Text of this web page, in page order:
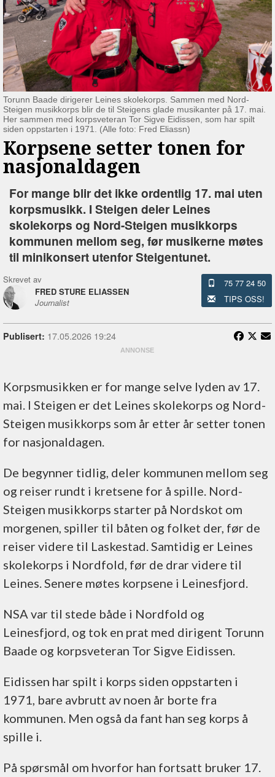
Torunn Baade dirigerer Leines skolekorps. Sammen med Nord-
Steigen musikkorps blir de til Steigens glade musikanter på 17. mai.
Her sammen med korpsveteran Tor Sigve Eidissen, som har spilt
siden oppstarten i 1971. (Alle foto: Fred Eliassn)
Korpsene setter tonen for
nasjonaldagen
For mange blir det ikke ordentlig 17. mai uten
korpsmusikk. I Steigen deler Leines
skolekorps og Nord-Steigen musikkorps
kommunen mellom seg, før musikerne møtes
til minikonsert utenfor Steigentunet.
Skrevet av
FRED STURE ELIASSEN
Journalist
75 77 24 50
TIPS OSS!
Publisert: 17.05.2026 19:24
Korpsmusikken er for mange selve lyden av 17.
mai. I Steigen er det Leines skolekorps og Nord-
Steigen musikkorps som år etter år setter tonen
for nasjonaldagen.
De begynner tidlig, deler kommunen mellom seg
og reiser rundt i kretsene for å spille. Nord-
Steigen musikkorps starter på Nordskot om
morgenen, spiller til båten og folket der, før de
reiser videre til Laskestad. Samtidig er Leines
skolekorps i Nordfold, før de drar videre til
Leines. Senere møtes korpsene i Leinesfjord.
NSA var til stede både i Nordfold og
Leinesfjord, og tok en prat med dirigent Torunn
Baade og korpsveteran Tor Sigve Eidissen.
Eidissen har spilt i korps siden oppstarten i
1971, bare avbrutt av noen år borte fra
kommunen. Men også da fant han seg korps å
spille i.
På spørsmål om hvorfor han fortsatt bruker 17.